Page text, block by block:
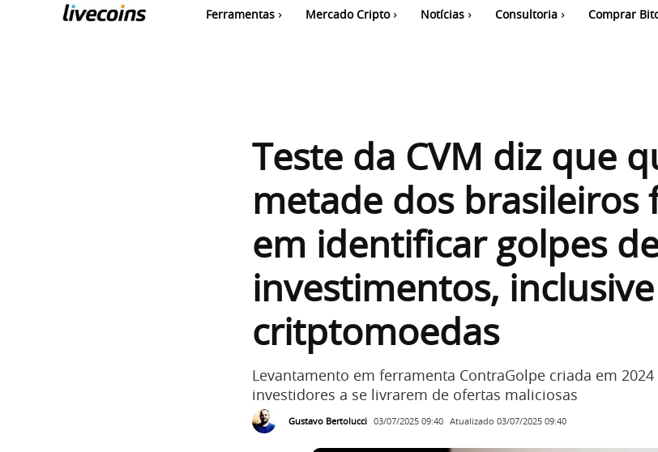
Ferramentas Mercado Cripto Notícias Consultoria Comprar
Teste da CVM diz que
metade dos brasileiros
em identificar golpes
investimentos,
critptomoedas
Levantamento em ferramenta ContraGolpe criada em
investidores a se livrarem de ofertas maliciosas
Gustavo Bertolucci 03/07/2025 09:40 Atualizado 03/07/2025 09:40